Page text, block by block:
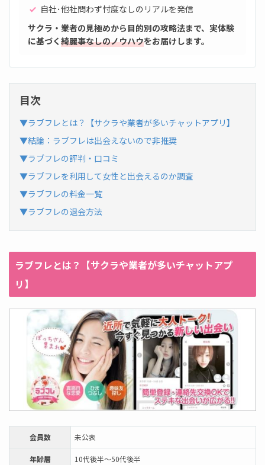
自社･他社問わず忖度なしのリアルを発信
サクラ・業者の見極めから目的別の攻略法まで、実体験
に基づく 綺麗事なしのノウハウをお届けします。
目次
▼ラブフレとは？【サクラや業者が多いチャットアプリ】
▼結論：ラブフレは出会えないので非推奨
▼ラブフレの評判・口コミ
▼ラブフレを利用して女性と出会えるのか調査
▼ラブフレの料金一覧
▼ラブフレの退会方法
ラブフレとは？【サクラや業者が多いチャットアプ
リ】
会員数 未公表
年齢層 10代後半～50代後半